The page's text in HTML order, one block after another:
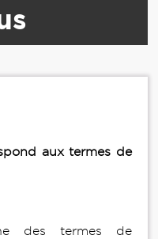
aux termes de
des termes de